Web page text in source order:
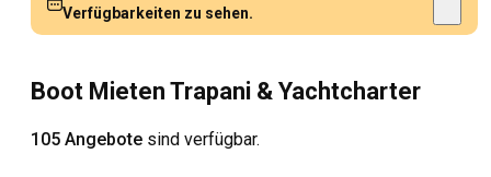
Verfügbarkeiten zu sehen.
Boot Mieten Trapani & Yachtcharter
105 Angebote sind verfügbar.